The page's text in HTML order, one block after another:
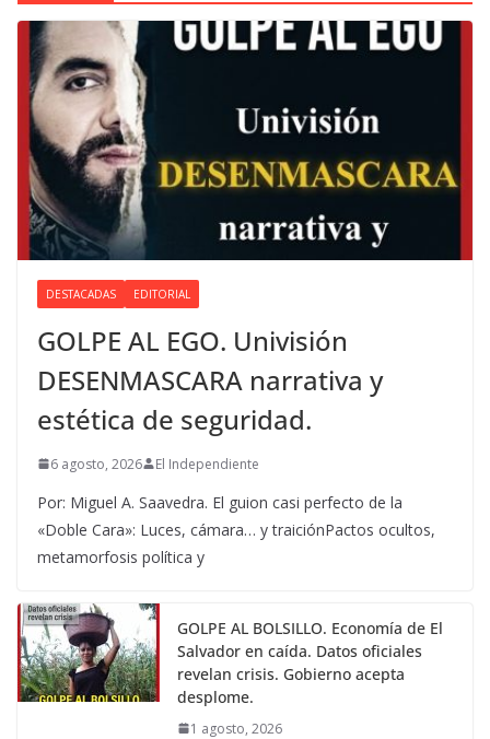
DESTACADAS EDITORIAL
GOLPE AL EGO. Univisión
DESENMASCARA narrativa y
estética de seguridad.
6 agosto, 2026 El Independiente
Por: Miguel A. Saavedra. El guion casi perfecto de la
«Doble Cara»: Luces, cámara… y traiciónPactos ocultos,
metamorfosis política y
GOLPE AL BOLSILLO. Economía de El
Salvador en caída. Datos oficiales
revelan crisis. Gobierno acepta
desplome.
1 agosto, 2026